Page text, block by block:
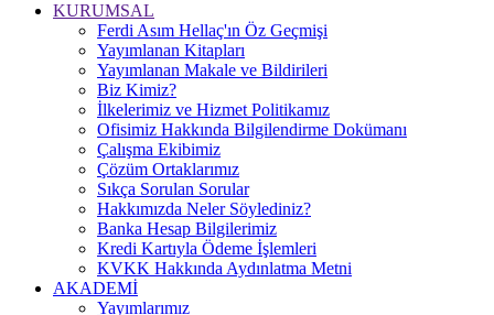
KURUMSAL
Ferdi Asım Hellaç'ın Öz Geçmişi
Yayımlanan Kitapları
Yayımlanan Makale ve Bildirileri
Biz Kimiz?
İlkelerimiz ve Hizmet Politikamız
Ofisimiz Hakkında Bilgilendirme Dokümanı
Çalışma Ekibimiz
Çözüm Ortaklarımız
Sıkça Sorulan Sorular
Hakkımızda Neler Söylediniz?
Banka Hesap Bilgilerimiz
Kredi Kartıyla Ödeme İşlemleri
KVKK Hakkında Aydınlatma Metni
AKADEMİ
Yayımlarımız